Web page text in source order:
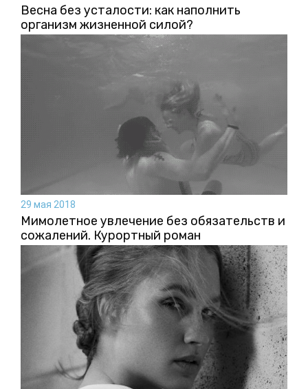
Весна без усталости: как наполнить
организм жизненной силой?
29 мая 2018
Мимолетное увлечение без обязательств и
сожалений. Курортный роман